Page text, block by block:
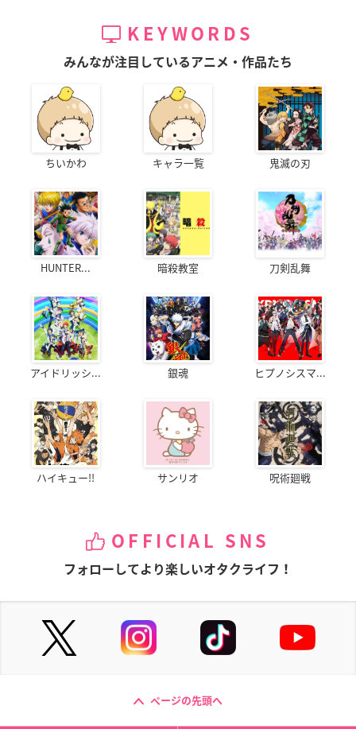
KEYWORDS
みんなが注目しているアニメ・作品たち
ちいかわ キャラ一覧 鬼滅の刃
HUNTER... 暗殺教室 刀剣乱舞
アイドリッシ... 銀魂 ヒプノシスマ...
ハイキュー!! サンリオ 呪術廻戦
OFFICIAL SNS
フォローしてより楽しいオタクライフ！
ページの先頭へ